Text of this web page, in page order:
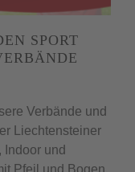
SPORT
Verbände und
Liechtensteiner
Indoor und